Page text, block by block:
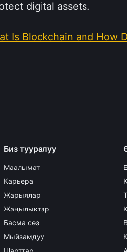
digital assets.
Is Blockchain and How
Биз тууралуу
Маалымат
Карьера
Жарыялар
Жаңылыктар
Басма сөз
Мыйзамдуу
Шарттар